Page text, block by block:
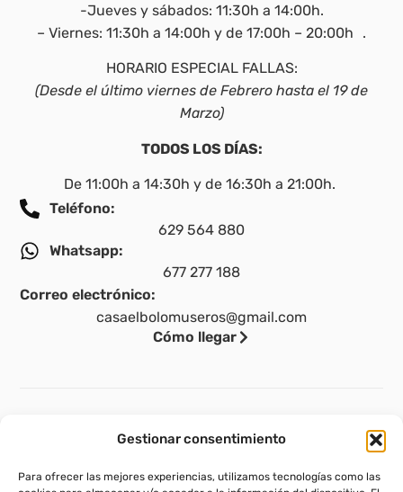
Gestionar consentimiento
Para ofrecer las mejores experiencias, utilizamos tecnologías como las
-Jueves y sábados: 11:30h a 14:00h.
– Viernes: 11:30h a 14:00h y de 17:00h – 20:00h .
HORARIO ESPECIAL FALLAS:
(Desde el último viernes de Febrero hasta el 19 de
Marzo)
TODOS LOS DÍAS:
De 11:00h a 14:30h y de 16:30h a 21:00h.
Teléfono:
629 564 880
Whatsapp:
677 277 188
Correo electrónico:
casaelbolomuseros@gmail.com
Cómo llegar